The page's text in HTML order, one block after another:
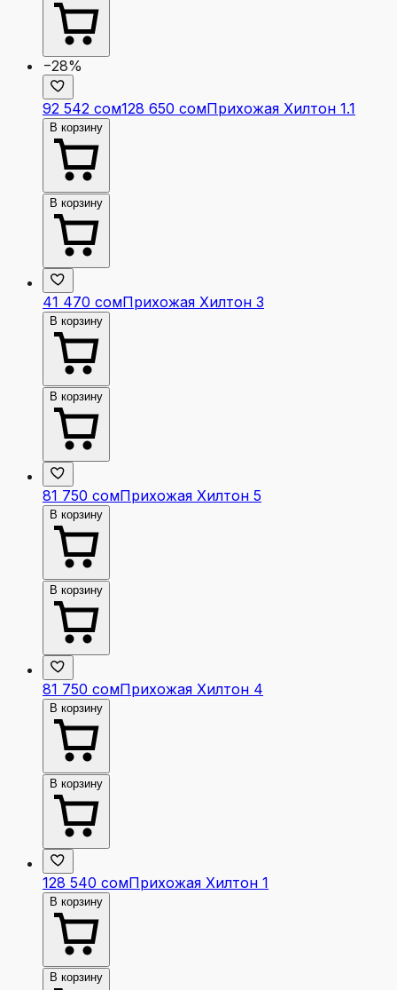
−28%
92 542 сом128 650 сомПрихожая Хилтон 1.1
В корзину
В корзину
41 470 сомПрихожая Хилтон 3
В корзину
В корзину
81 750 сомПрихожая Хилтон 5
В корзину
В корзину
81 750 сомПрихожая Хилтон 4
В корзину
В корзину
128 540 сомПрихожая Хилтон 1
В корзину
В корзину